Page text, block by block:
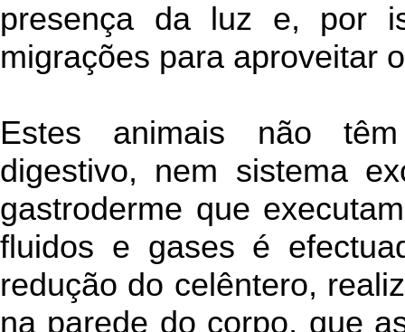
presença da luz e, por
migrações para aproveitar
Estes animais não
digestivo, nem sistema
gastroderme que
fluidos e gases é
redução do celêntero,
na parede do corpo, que